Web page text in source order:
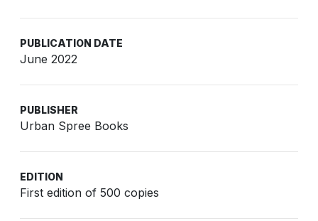
PUBLICATION DATE
June 2022
PUBLISHER
Urban Spree Books
EDITION
First edition of 500 copies